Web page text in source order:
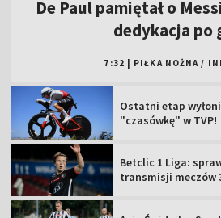
De Paul pamiętał o
dedykacja po
7:32 | PIŁKA NOŻNA /
Ostatni etap
"czasówkę" w TVP!
Betclic 1 Liga:
transmisji meczów